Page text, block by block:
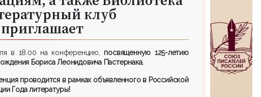
клуб
в 18.00 на конференцию,
посвященную 125-летию
Бориса Леонидовича Пастернака.
проводится в рамках объявленного в Российской
Года литературы!